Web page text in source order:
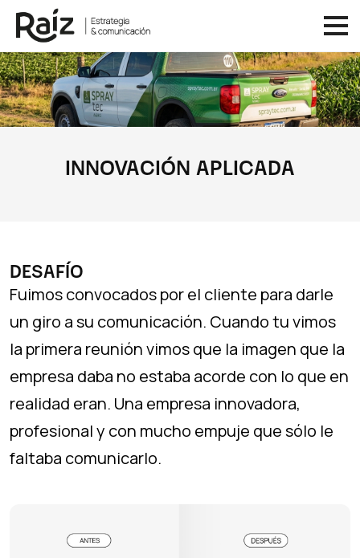
INNOVACIÓN APLICADA
DESAFÍO
Fuimos convocados por el cliente para darle
un giro a su comunicación. Cuando tu vimos
la primera reunión vimos que la imagen que la
empresa daba no estaba acorde con lo que en
realidad eran. Una empresa innovadora,
profesional y con mucho empuje que sólo le
faltaba comunicarlo.